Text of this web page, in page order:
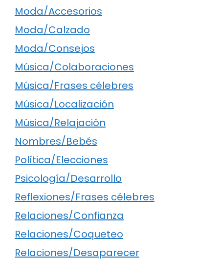
Moda/Accesorios
Moda/Calzado
Moda/Consejos
Música/Colaboraciones
Música/Frases célebres
Música/Localización
Música/Relajación
Nombres/Bebés
Política/Elecciones
Psicología/Desarrollo
Reflexiones/Frases célebres
Relaciones/Confianza
Relaciones/Coqueteo
Relaciones/Desaparecer